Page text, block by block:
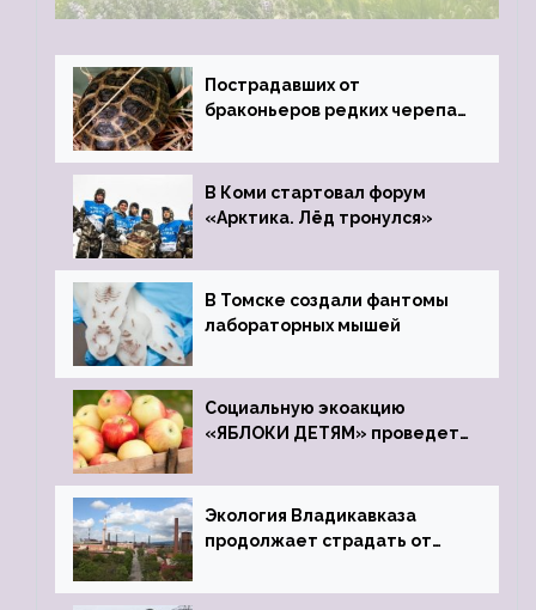
Пострадавших от
браконьеров редких черепах
зоопарк
В Коми стартовал форум
«Арктика. Лёд тронулся»
В Томске создали фантомы
лабораторных мышей
Социальную экоакцию
«ЯБЛОКИ ДЕТЯМ» проведет
Экология Владикавказа
продолжает страдать от